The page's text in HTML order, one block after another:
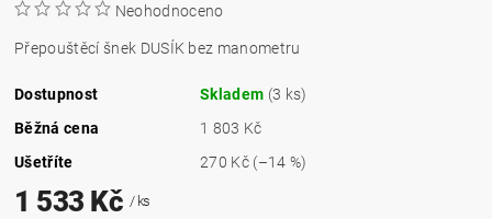
Neohodnoceno
Přepouštěcí šnek DUSÍK bez manometru
Dostupnost Skladem (3 ks)
Běžná cena
1 803 Kč
Ušetříte
270 Kč (–14 %)
1 533 Kč / ks